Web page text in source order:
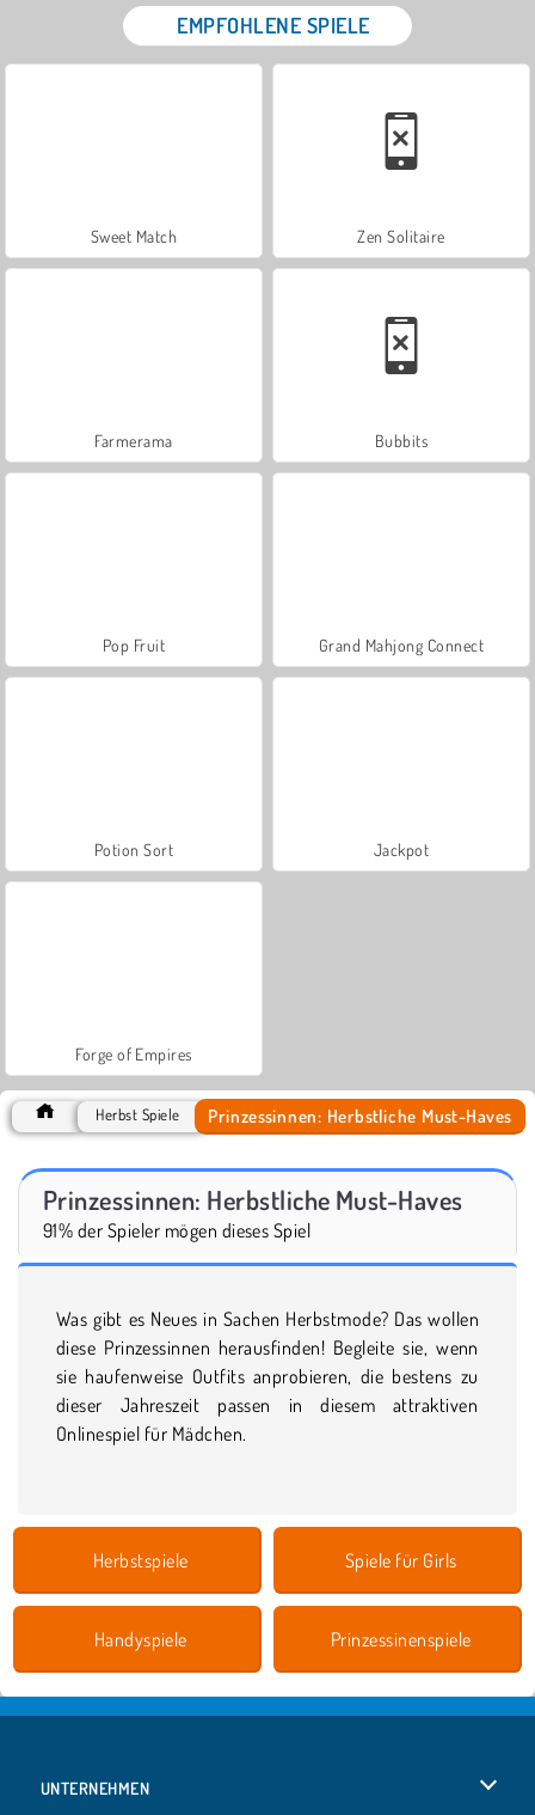
EMPFOHLENE SPIELE
Sweet Match Zen Solitaire
Farmerama Bubbits
Pop Fruit Grand Mahjong Connect
Potion Sort Jackpot
Forge of Empires
Herbst Spiele Prinzessinnen: Herbstliche Must-Haves
Prinzessinnen: Herbstliche Must-Haves
91% der Spieler mögen dieses Spiel
Was gibt es Neues in Sachen Herbstmode? Das wollen
diese Prinzessinnen herausfinden! Begleite sie, wenn
sie haufenweise Outfits anprobieren, die bestens zu
dieser Jahreszeit passen in diesem attraktiven
Onlinespiel für Mädchen.
Herbstspiele Spiele für Girls
Handyspiele Prinzessinenspiele
UNTERNEHMEN